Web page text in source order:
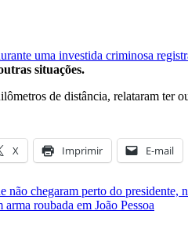
uma investida criminosa
situações.
de distância, relataram
X Imprimir E-mail
não chegaram perto do presidente,
roubada em João Pessoa